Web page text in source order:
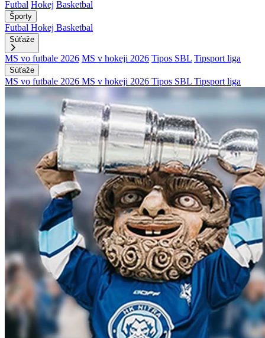
Futbal Hokej Basketbal
Športy
Futbal Hokej Basketbal
Súťaže
MS vo futbale 2026 MS v hokeji 2026 Tipos SBL Tipsport liga
Súťaže
MS vo futbale 2026 MS v hokeji 2026 Tipos SBL Tipsport liga